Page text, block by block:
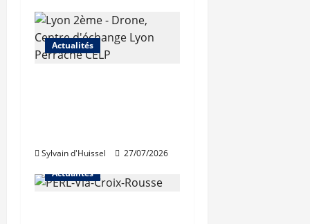
Actualités
Sylvain d'Huissel
27/07/2026
Actualités